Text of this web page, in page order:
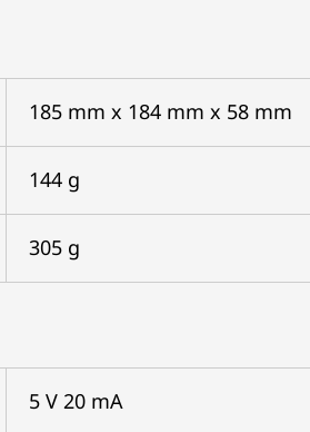
185 mm x 184 mm x 58 mm
144 g
305 g
5 V 20 mA